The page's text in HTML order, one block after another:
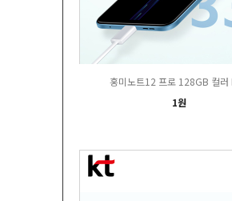
홍미노트12 프로 128GB 컬러
1원